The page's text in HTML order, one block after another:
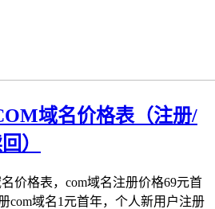
域名价格表（注册/
）
价格表，com域名注册价格69元首
com域名1元首年，个人新用户注册